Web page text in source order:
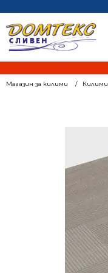
Магазин за килими Килими